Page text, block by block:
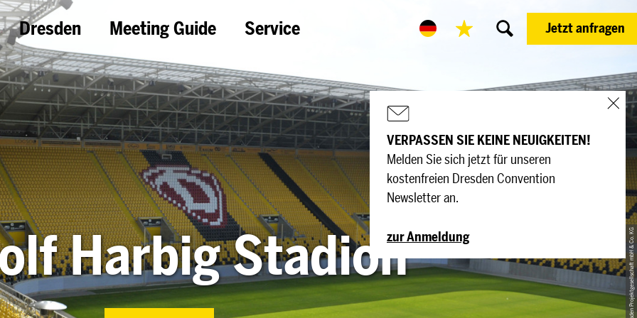
Dresden Meeting Guide Service Jetzt anfragen
VERPASSEN SIE KEINE NEUIGKEITEN!
Melden Sie sich jetzt für unseren
kostenfreien Dresden Convention
Newsletter an.
zur Anmeldung © Stadion Dresden Projektgesellschaft mbH & Co. KG
Harbig Stadion